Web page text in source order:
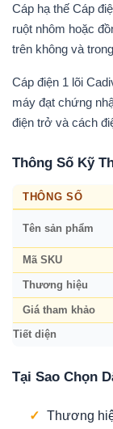
Cáp hạ thế Cáp
ruột nhôm hoặc
trên không và
Cáp điện 1 lõi
máy đạt chứng
điện trở và cách
Thông Số Kỹ
THÔNG SỐ
Tên sản phẩm
Mã SKU
Thương hiệu
Giá tham khảo
Tiết diện
Tại Sao Chọn
✓ Thương